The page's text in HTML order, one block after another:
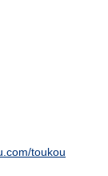
toukou